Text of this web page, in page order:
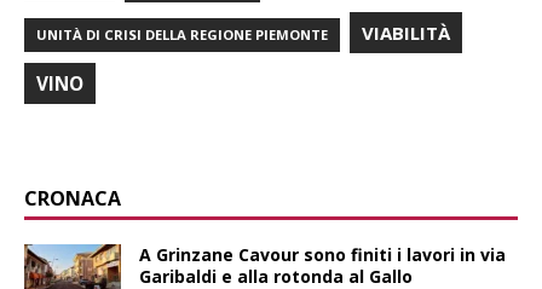
UNITÀ DI CRISI DELLA REGIONE PIEMONTE VIABILITÀ
VINO
CRONACA
A Grinzane Cavour sono finiti i lavori in via
Garibaldi e alla rotonda al Gallo